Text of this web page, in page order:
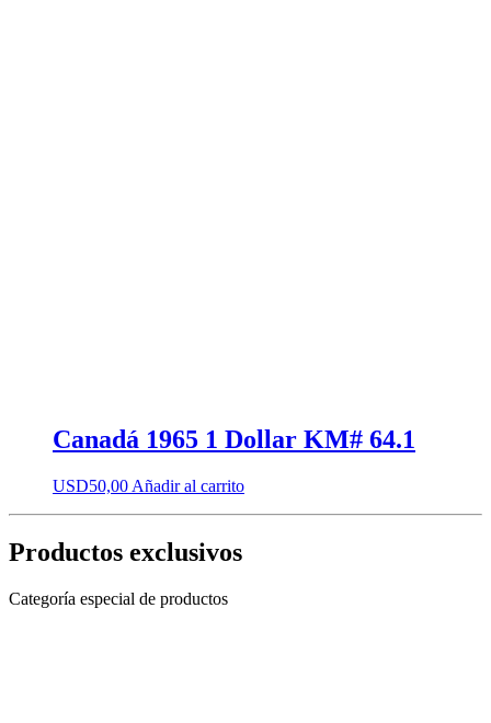
Canadá 1965 1 Dollar KM# 64.1
USD50,00 Añadir al carrito
Productos exclusivos
Categoría especial de productos